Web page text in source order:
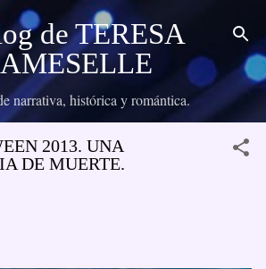
Ir al contenido principal
de TERESA
narrativa, histórica y romántica.
2013. UNA
DE MUERTE.